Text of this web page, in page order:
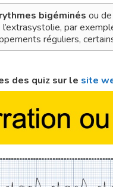
rythmes bigéminés ou
par
réguliers,
des quiz sur le site